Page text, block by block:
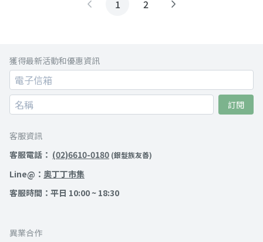
1 2
獲得最新活動和優惠資訊
訂閱
客服資訊
客服電話： (02)6610-0180 (銀髮族友善)
Line@： 奧丁丁市集
客服時間：平日 10:00 ~ 18:30
異業合作